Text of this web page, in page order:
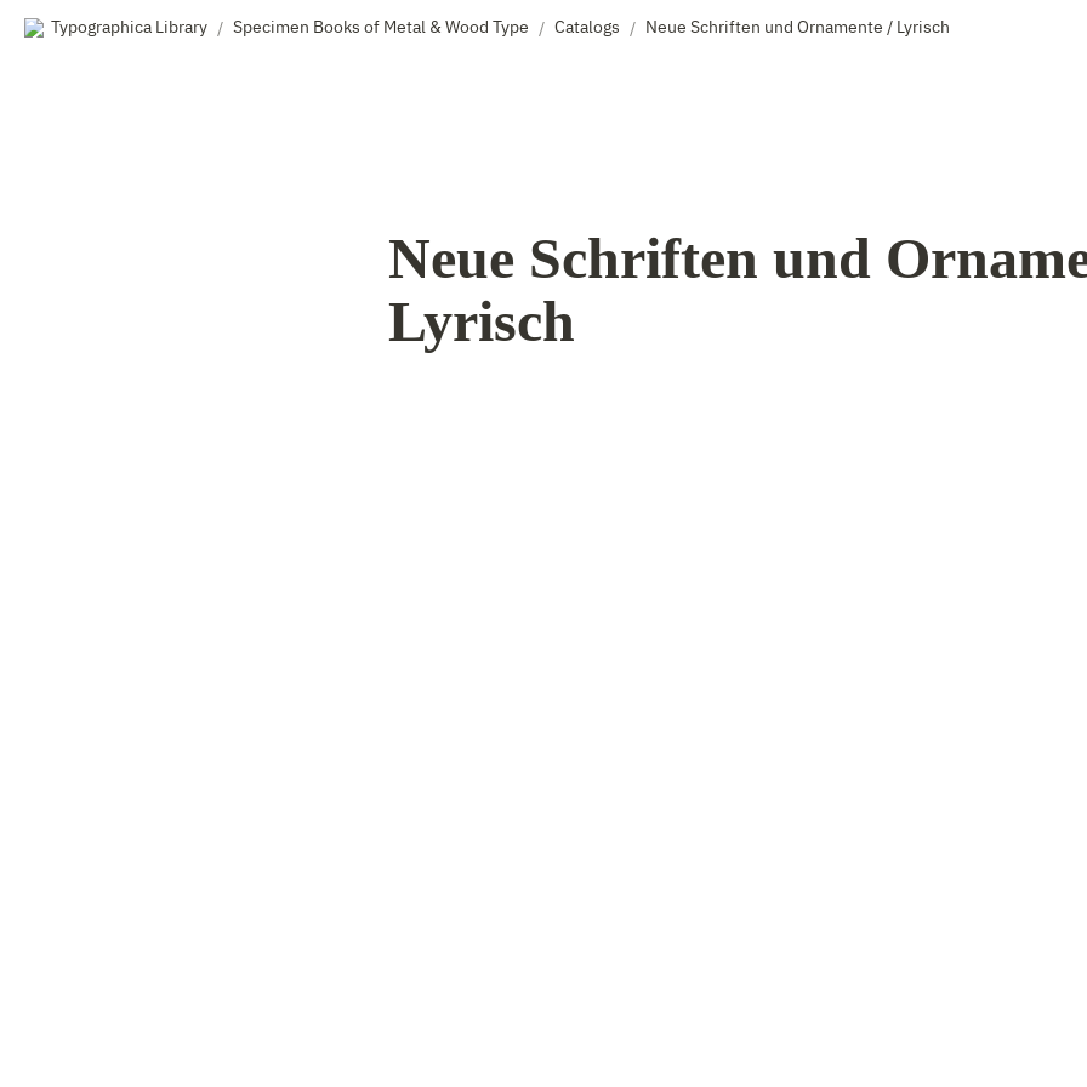
Typographica Library / Specimen Books of Metal & Wood Type / Catalogs / Neue Schriften und Ornamente / Lyrisch
Neue Schriften und
Lyrisch